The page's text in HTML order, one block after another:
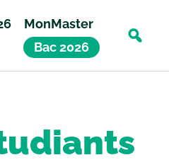
MonMaster
Bac 2026